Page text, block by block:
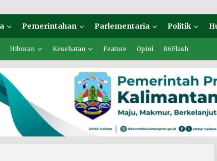
Pemerintahan Parlementaria Politik
Hiburan Kesehatan Feature Opini 86Flash